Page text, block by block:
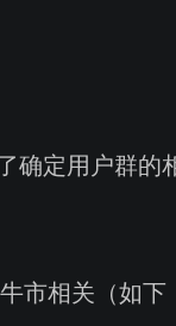
确定用户群的
市相关（如下